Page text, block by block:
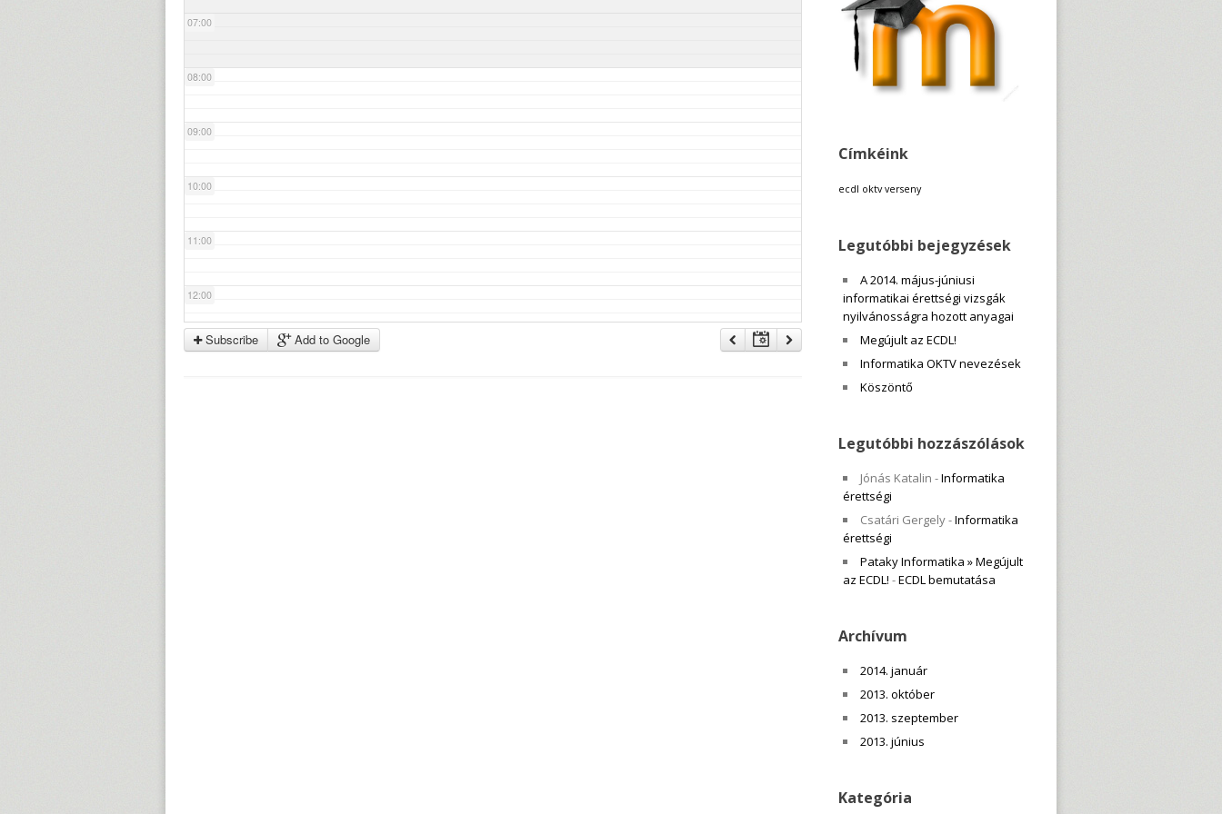
07:00
08:00
09:00
10:00
11:00
12:00
13:00
Subscribe Add to Google
Címkéink
ecdl oktv verseny
Legutóbbi bejegyzések
A 2014. május-júniusi
informatikai érettségi vizsgák
nyilvánosságra hozott anyagai
Megújult az ECDL!
Informatika OKTV nevezések
Köszöntő
Legutóbbi hozzászólások
Jónás Katalin -Informatika
érettségi
Csatári Gergely-Informatika
érettségi
Pataky Informatika » Megújult
az ECDL! -ECDL bemutatása
Archívum
2014. január
2013. október
2013. szeptember
2013. június
Kategória